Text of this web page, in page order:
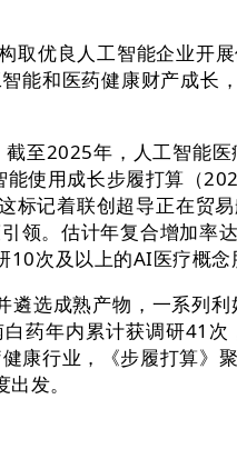
优良人工智能企业开
能和医药健康财产成长
2025年，人工智能医
使用成长步履打算（
记着联创超导正在贸
领。估计年复合增加率
10次及以上的AI医疗概念
成熟产物，一系列利
药年内累计获调研41
康行业，《步履打算》
发。